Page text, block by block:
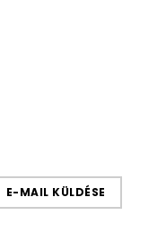
E-MAIL KÜLDÉSE